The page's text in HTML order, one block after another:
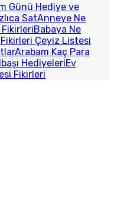
Günü Hediye ve
SatAnneye Ne
FikirleriBabaya Ne
Çeyiz Listesi
Arabam Kaç Para
HediyeleriEv
Fikirleri